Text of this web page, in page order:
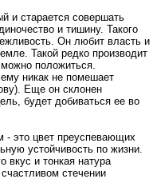
и старается совершать
и тишину. Такого
Он любит власть и
Такой редко производит
положиться.
никак не помешает
Еще он склонен
будет добиваться ее во
- это цвет преуспевающих
устойчивость по жизни.
вкус и тонкая натура
стечении